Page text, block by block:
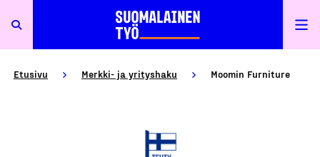
Etusivu Merkki- ja yrityshaku Moomin Furniture